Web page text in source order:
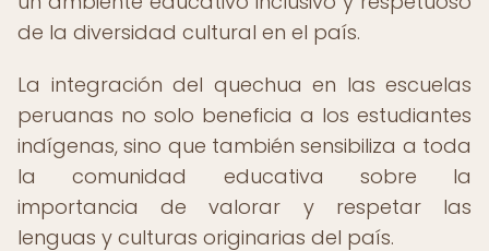
de la diversidad cultural en el país.
La integración del quechua en las escuelas
peruanas no solo beneficia a los estudiantes
indígenas, sino que también sensibiliza a toda
la comunidad educativa sobre la
importancia de valorar y respetar las
lenguas y culturas originarias del país.